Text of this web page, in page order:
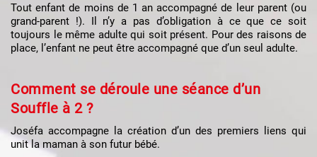
Tout enfant de moins de 1 an accompagné de leur parent (ou
grand-parent !). Il n’y a pas d’obligation à ce que ce soit
toujours le même adulte qui soit présent. Pour des raisons de
place, l’enfant ne peut être accompagné que d’un seul adulte.
Comment se déroule une séance d’un
Souffle à 2 ?
Joséfa accompagne la création d’un des premiers liens qui
unit la maman à son futur bébé.